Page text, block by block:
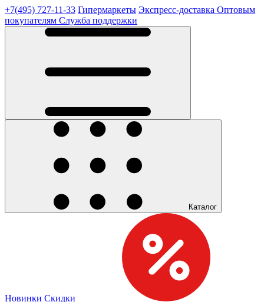
+7(495) 727-11-33 Гипермаркеты Экспресс-доставка Оптовым
покупателям Служба поддержки
Каталог
Новинки Скидки